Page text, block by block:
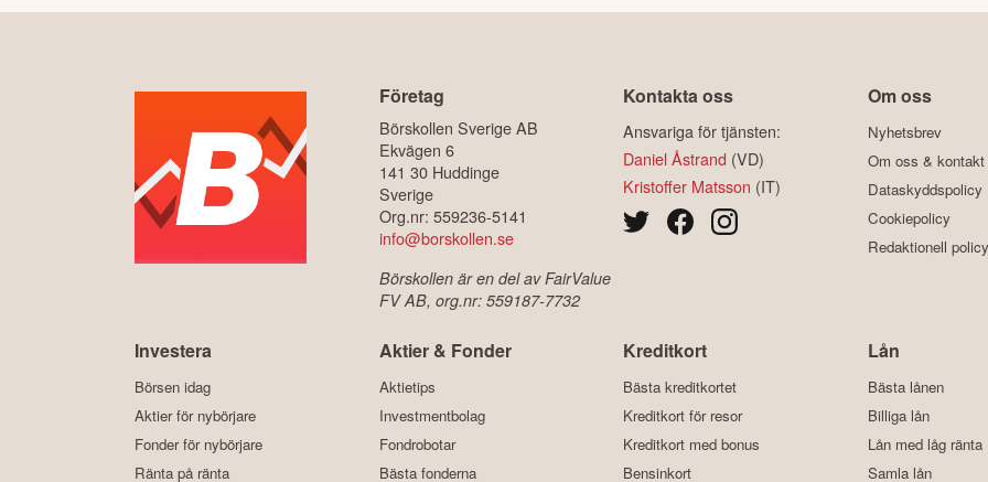
Företag
Börskollen Sverige AB
Ekvägen 6
141 30 Huddinge
Sverige
Org.nr: 559236-5141
info@borskollen.se
Börskollen är en del av FairValue
FV AB, org.nr: 559187-7732
Kontakta oss
Ansvariga för tjänsten:
Daniel Åstrand (VD)
Kristoffer Matsson (IT)
Om oss
Nyhetsbrev
Om oss & kontakt
Dataskyddspolicy
Cookiepolicy
Redaktionell policy
Investera
Börsen idag
Aktier för nybörjare
Fonder för nybörjare
Ränta på ränta
Aktier & Fonder
Aktietips
Investmentbolag
Fondrobotar
Bästa fonderna
Kreditkort
Bästa kreditkortet
Kreditkort för resor
Kreditkort med bonus
Bensinkort
Lån
Bästa lånen
Billiga lån
Lån med låg ränta
Samla lån